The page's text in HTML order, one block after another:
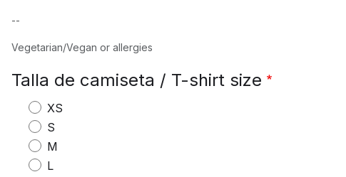
--
Vegetarian/Vegan or allergies
Talla de camiseta / T-shirt size
XS
S
M
L